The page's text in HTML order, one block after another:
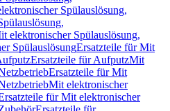
Spülauslösung,
elektronischer Spülauslösung,
SpülauslösungErsatzteile für Mit
Ersatzteile für AufputzMit
Ersatzteile für Mit
Mit elektronischer
für Mit elektronischer